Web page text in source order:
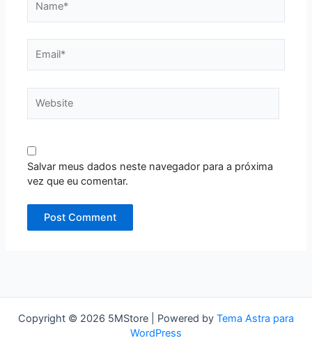
Salvar meus dados neste navegador para a próxima
vez que eu comentar.
Copyright © 2026 5MStore | Powered by Tema Astra para
WordPress